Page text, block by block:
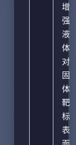
增
强
液
体
对
固
体
靶
标
表